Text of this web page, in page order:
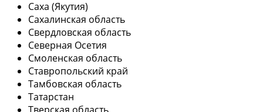
Саха (Якутия)
Сахалинская область
Свердловская область
Северная Осетия
Смоленская область
Ставропольский край
Тамбовская область
Татарстан